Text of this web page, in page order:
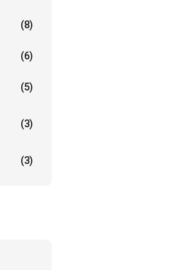
(8)
(6)
(5)
(3)
(3)